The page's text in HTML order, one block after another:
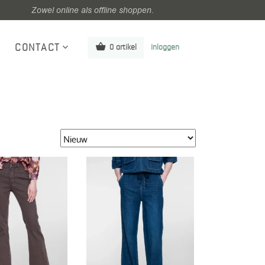
Zowel online als offline shoppen.
CONTACT 0 artikel Inloggen